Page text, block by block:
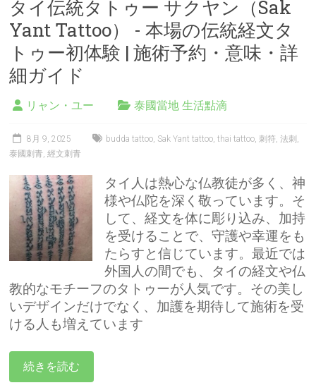
タイ伝統タトゥー サクヤン（Sak
Yant Tattoo） - 本場の伝統経文タ
トゥー初体験 | 施術予約・意味・詳
細ガイド
リャン・ユー 泰國當地 生活點滴
8月 9, 2025 budda tattoo, Sak Yant tattoo,thai tattoo, 刺符,法刺 ,
泰國刺青,經文刺青
タイ人は熱心な仏教徒が多く、神
様や仏陀を深く敬っています。そ
して、経文を体に彫り込み、加持
を受けることで、守護や幸運をも
たらすと信じています。最近では
外国人の間でも、タイの経文や仏
教的なモチーフのタトゥーが人気です。その美し
いデザインだけでなく、加護を期待して施術を受
ける人も増えています
続きを読む